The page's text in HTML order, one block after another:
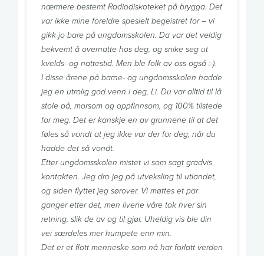
nærmere bestemt Radiodiskoteket på brygga. Det
var ikke mine foreldre spesielt begeistret for – vi
gikk jo bare på ungdomsskolen. Da var det veldig
bekvemt å overnatte hos deg, og snike seg ut
kvelds- og nattestid. Men ble folk av oss også :-).
I disse årene på barne- og ungdomsskolen hadde
jeg en utrolig god venn i deg, Li. Du var alltid til lå
stole på, morsom og oppfinnsom, og 100% tilstede
for meg. Det er kanskje en av grunnene til at det
føles så vondt at jeg ikke var der for deg, når du
hadde det så vondt.
Etter ungdomsskolen mistet vi som sagt gradvis
kontakten. Jeg dro jeg på utveksling til utlandet,
og siden flyttet jeg sørover. Vi møttes et par
ganger etter det, men livene våre tok hver sin
retning, slik de av og til gjør. Uheldig vis ble din
vei særdeles mer humpete enn min.
Det er et flott menneske som nå har forlatt verden